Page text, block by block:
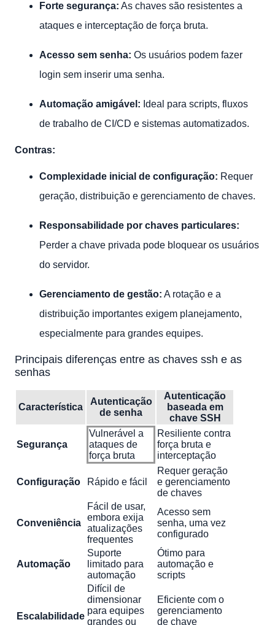
Forte segurança: As chaves são resistentes a
ataques e interceptação de força bruta.
Acesso sem senha: Os usuários podem fazer
login sem inserir uma senha.
Automação amigável: Ideal para scripts, fluxos
de trabalho de CI/CD e sistemas automatizados.
Contras:
Complexidade inicial de configuração: Requer
geração, distribuição e gerenciamento de chaves.
Responsabilidade por chaves particulares:
Perder a chave privada pode bloquear os usuários
do servidor.
Gerenciamento de gestão: A rotação e a
distribuição importantes exigem planejamento,
especialmente para grandes equipes.
Principais diferenças entre as chaves ssh e as
senhas
Característica
Autenticação
de senha
Autenticação
baseada em
chave SSH
Segurança
Vulnerável a
ataques de
força bruta
Resiliente contra
força bruta e
interceptação
Configuração Rápido e fácil
Requer geração
e gerenciamento
de chaves
Conveniência
Fácil de usar,
embora exija
atualizações
frequentes
Acesso sem
senha, uma vez
configurado
Automação
Suporte
limitado para
automação
Ótimo para
automação e
scripts
Escalabilidade
Difícil de
dimensionar
para equipes
grandes ou
Eficiente com o
gerenciamento
de chave